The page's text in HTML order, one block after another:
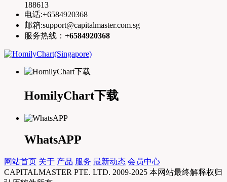
188613
电话:+6584920368
邮箱:support@capitalmaster.com.sg
服务热线： +6584920368
HomilyChart下载
WhatsAPP
网站首页 关于 产品 服务 最新动态 会员中心
CAPITALMASTER PTE. LTD. 2009-2025 本网站最终解释权归